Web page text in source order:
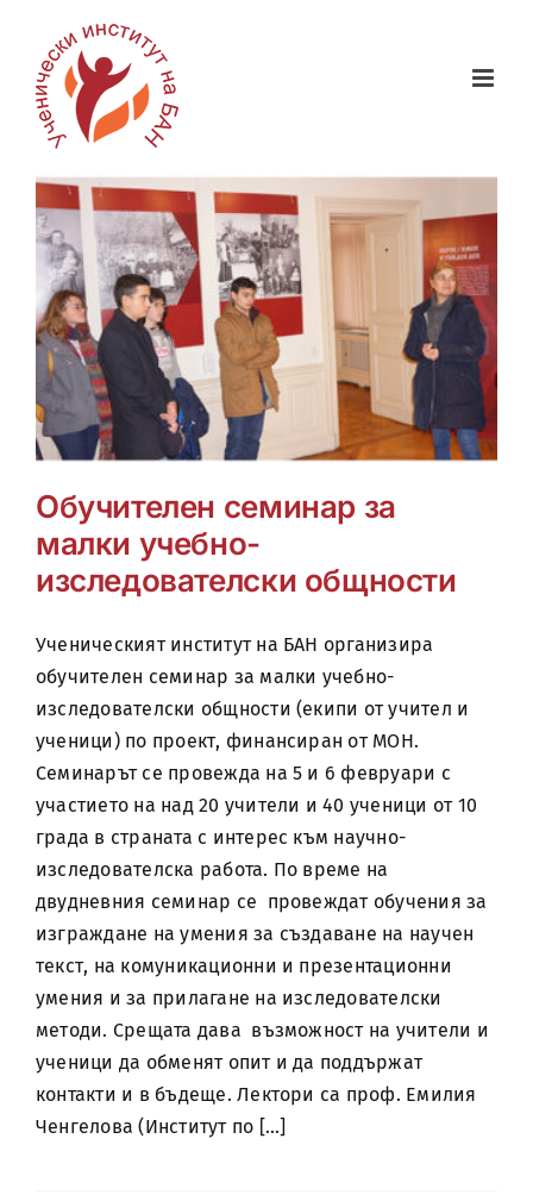
content
Обучителен семинар за
малки учебно-
изследователски общности
Ученическият институт на БАН организира
обучителен семинар за малки учебно-
изследователски общности (екипи от учител и
ученици) по проект, финансиран от МОН.
Семинарът се провежда на 5 и 6 февруари с
участието на над 20 учители и 40 ученици от 10
града в страната с интерес към научно-
изследователска работа. По време на
двудневния семинар се провеждат обучения за
изграждане на умения за създаване на научен
текст, на комуникационни и презентационни
умения и за прилагане на изследователски
методи. Срещата дава възможност на учители и
ученици да обменят опит и да поддържат
контакти и в бъдеще. Лектори са проф. Емилия
Ченгелова (Институт по [...]